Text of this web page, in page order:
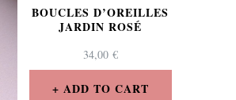
BOUCLES D’OREILLES
JARDIN ROSÉ
34,00 €
ADD TO CART